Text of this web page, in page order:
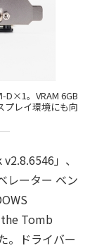
。VRAM 6GB
プレイ環境にも向
」、
レーター ベン
Tomb
。ドライバー